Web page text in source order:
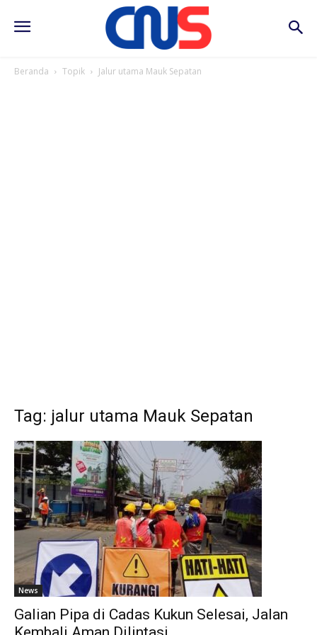
Beranda Topik Jalur utama Mauk Sepatan
Tag: jalur utama Mauk Sepatan
News
Galian Pipa di Cadas Kukun Selesai, Jalan